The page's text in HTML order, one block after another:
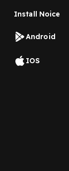
Install Noice
Android
IOS